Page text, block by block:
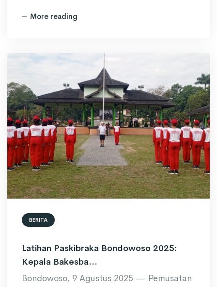
More reading
BERITA
Latihan Paskibraka Bondowoso 2025:
Kepala Bakesba...
Bondowoso, 9 Agustus 2025 — Pemusatan